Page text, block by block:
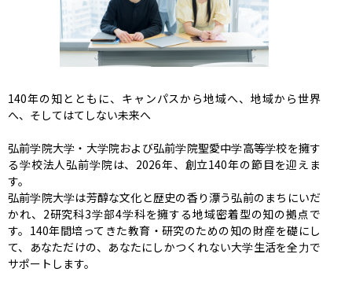
140年の知とともに、キャンパスから地域へ、地域から世界
へ、そしてはてしない未来へ
弘前学院大学・大学院および弘前学院聖愛中学高等学校を擁す
る学校法人弘前学院は、2026年、創立140年の節目を迎えま
す。
弘前学院大学は芳醇な文化と歴史の香り漂う弘前のまちにいだ
かれ、2研究科3学部4学科を擁する地域密着型の知の拠点で
す。140年間培ってきた教育・研究のための知の財産を礎にし
て、あなただけの、あなたにしかつくれない大学生活を全力で
サポートします。